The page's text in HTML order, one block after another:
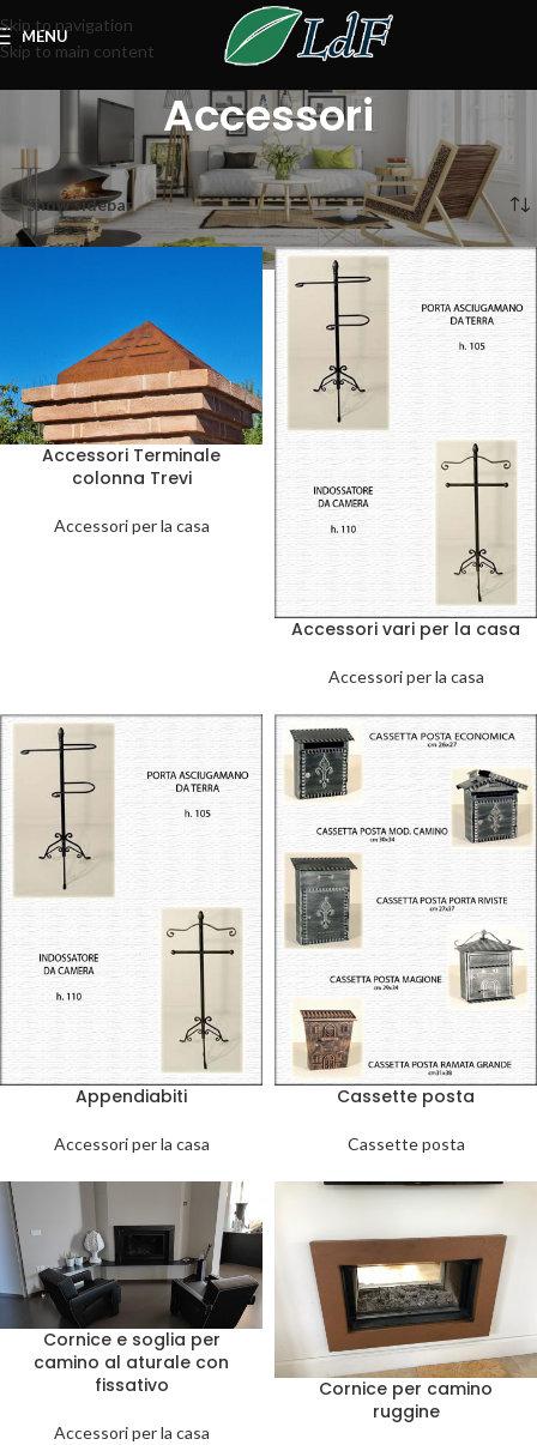
Skip to navigation
Skip to main content
MENU
Accessori
Home Accessori Visualizzazione di 10 risultati
Show sidebar
Accessori Terminale
colonna Trevi
Accessori per la casa
Accessori vari per la casa
Accessori per la casa
Appendiabiti
Accessori per la casa
Cassette posta
Cassette posta
Cornice e soglia per
camino al aturale con
fissativo
Accessori per la casa
Cornice per camino
ruggine